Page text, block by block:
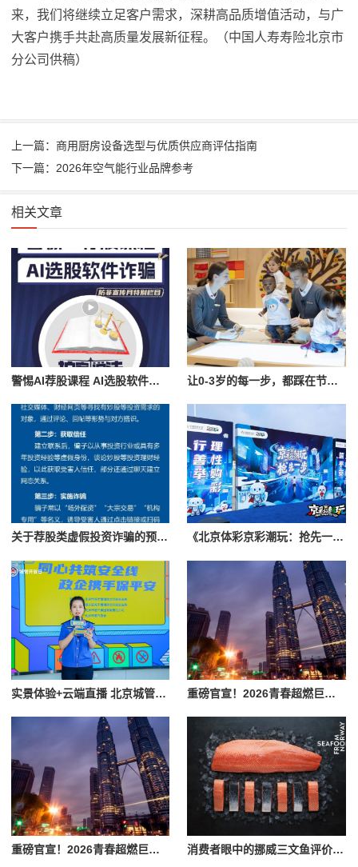
来，我们将继续立足客户需求，深耕高品质增值活动，与广
大客户携手共赴高质量发展新征程。（中国人寿寿险北京市
分公司供稿）
上一篇：商用厨房设备选型与优质供应商评估指南
下一篇：2026年空气能行业品牌参考
相关文章
警惕AI荐股课程 AI选股软件诈骗 让0-3岁的每一步，都踩在节日的光和自然的风里
关于荐股类虚假投资诈骗的预警提醒！ 《北京体彩京彩潮玩：抢先一步，安心购彩》
实景体验+云端直播 北京城管开放日解锁燃气安全沉浸式普法 重磅官宣！2026青春超燃巨星演唱会·唐山站7月火热开唱
重磅官宣！2026青春超燃巨星演唱会·唐山站6月17日开票 消费者眼中的挪威三文鱼评价：品质、安全与美味三重保障